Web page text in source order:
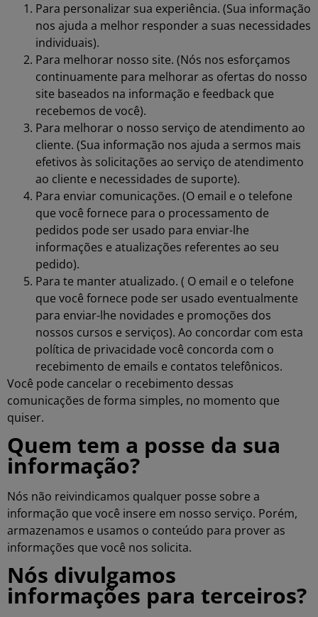
Para personalizar sua experiência. (Sua informação
nos ajuda a melhor responder a suas necessidades
individuais).
Para melhorar nosso site. (Nós nos esforçamos
continuamente para melhorar as ofertas do nosso
site baseados na informação e feedback que
recebemos de você).
Para melhorar o nosso serviço de atendimento ao
cliente. (Sua informação nos ajuda a sermos mais
efetivos às solicitações ao serviço de atendimento
ao cliente e necessidades de suporte).
Para enviar comunicações. (O email e o telefone
que você fornece para o processamento de
pedidos pode ser usado para enviar-lhe
informações e atualizações referentes ao seu
pedido).
Para te manter atualizado. ( O email e o telefone
que você fornece pode ser usado eventualmente
para enviar-lhe novidades e promoções dos
nossos cursos e serviços). Ao concordar com esta
política de privacidade você concorda com o
recebimento de emails e contatos telefônicos.
Você pode cancelar o recebimento dessas
comunicações de forma simples, no momento que
quiser.
Quem tem a posse da sua
informação?
Nós não reivindicamos qualquer posse sobre a
informação que você insere em nosso serviço. Porém,
armazenamos e usamos o conteúdo para prover as
informações que você nos solicita.
Nós divulgamos
informações para terceiros?